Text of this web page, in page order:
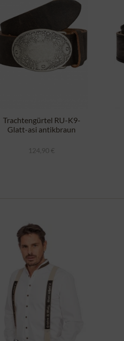
Trachtengürtel RU-K9-
Glatt-asi antikbraun
124,90 €